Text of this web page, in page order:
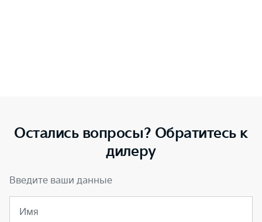
Остались вопросы? Обратитесь к
дилеру
Введите ваши данные
Имя